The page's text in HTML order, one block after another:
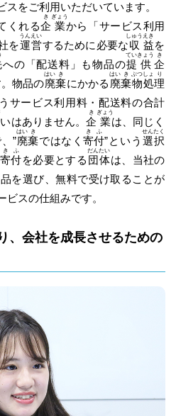
をご利用いただいています。
くれる企
き
業
ぎょう
から「サービス利用
を運
うん
営
えい
するために必要な収
しゅう
益
えき
を
への「配送料」も物品の提
てい
供
きょう
企
き
物品の廃
はい
棄
き
にかかる 廃
はい
棄
き
物
ぶつ
処
しょ
理
り
うサービス利用料・配送料の合計
いはありません。企
き
業
ぎょう
は、同じく
”廃
はい
棄
き
ではなく寄
き
付
ふ
”という 選
せん
択
たく
寄
き
付
ふ
を必要とする 団
だん
体
たい
は、当社の
を選び、無料で受け取ることが
スの仕組みです。
、会社を成長させるための